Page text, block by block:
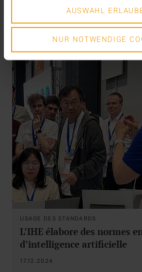
AUSWAHL
NUR NOTWENDIGE
USAGE DES STANDARDS
L’IHE élabore des normes
d’intelligence artificielle
17.12.2024